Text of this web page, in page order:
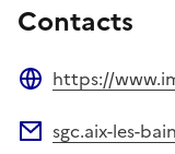
Contacts
https://
sgc.aix-les-